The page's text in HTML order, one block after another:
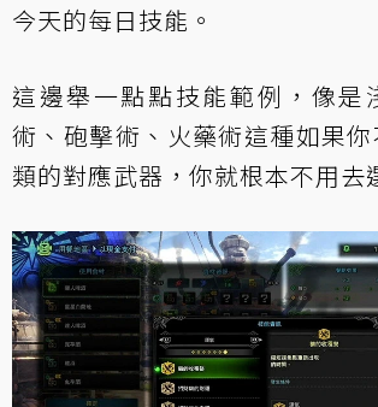
今天的每日技能。
這邊舉一點點技能範例，像是
術、砲擊術、火藥術這種如果
類的對應武器，你就根本不用去